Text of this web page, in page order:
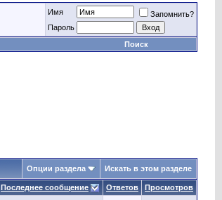
Имя
Запомнить?
Пароль
Поиск
Опции раздела Искать в этом разделе
Последнее сообщение Ответов Просмотров